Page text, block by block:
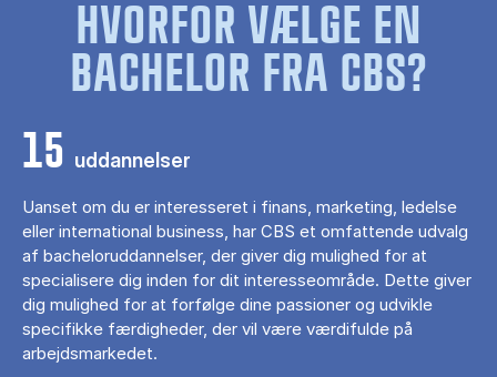
HVORFOR VÆLGE EN
BACHELOR FRA CBS?
15 uddannelser
Uanset om du er interesseret i finans, marketing, ledelse
eller international business, har CBS et omfattende udvalg
af bacheloruddannelser, der giver dig mulighed for at
specialisere dig inden for dit interesseområde. Dette giver
dig mulighed for at forfølge dine passioner og udvikle
specifikke færdigheder, der vil være værdifulde på
arbejdsmarkedet.